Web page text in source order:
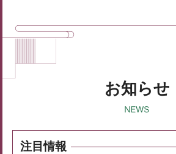
お知らせ
注目情報